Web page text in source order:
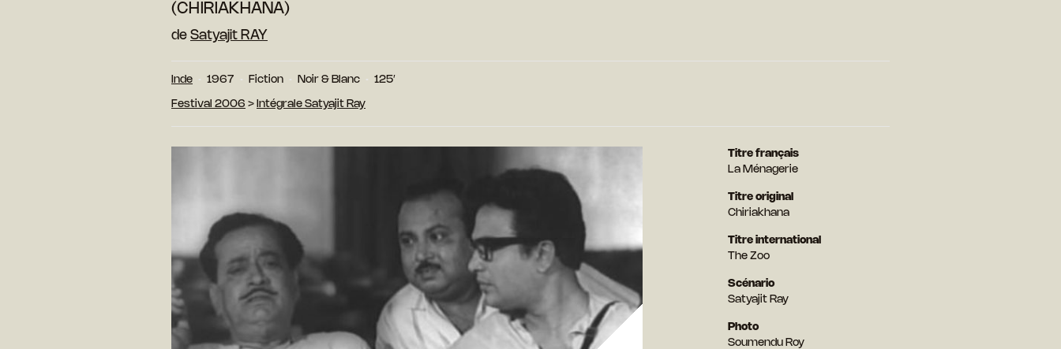
(CHIRIAKHANA)
de Satyajit RAY
Inde 1967 Fiction Noir & Blanc 125′
Festival 2006 > Intégrale Satyajit Ray
Titre français
La Ménagerie
Titre original
Chiriakhana
Titre international
The Zoo
Scénario
Satyajit Ray
Photo
Soumendu Roy